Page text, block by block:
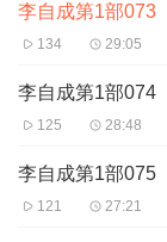
李自成第1部073
134 29:05
李自成第1部074
125 28:48
李自成第1部075
121 27:21